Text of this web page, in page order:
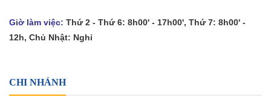
Giờ làm việc: Thứ 2 - Thứ 6: 8h00' - 17h00', Thứ 7: 8h00' -
12h, Chủ Nhật: Nghỉ
CHI NHÁNH